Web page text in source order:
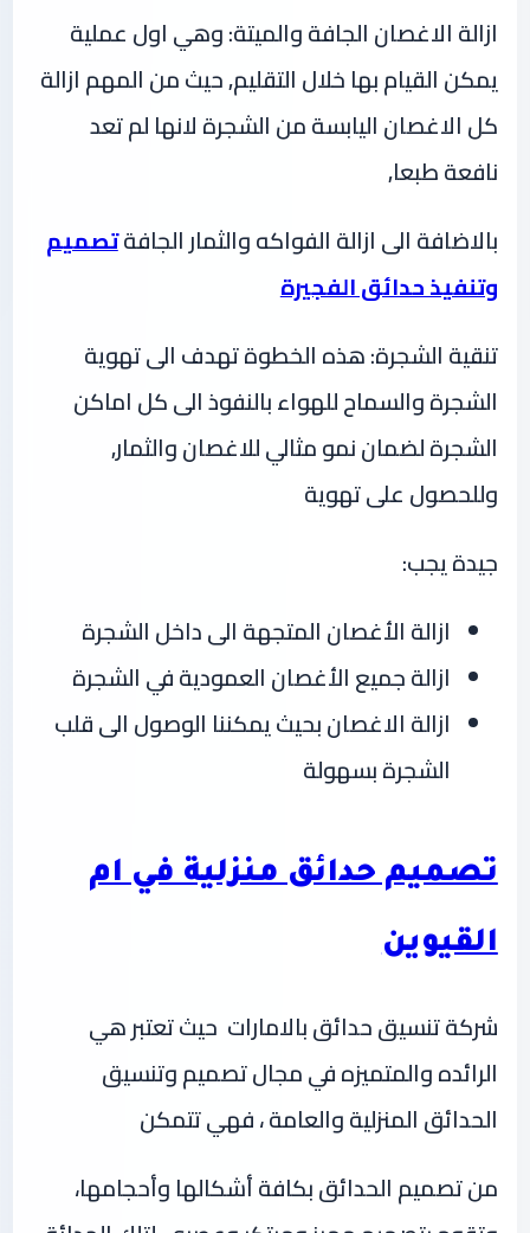
ازالة الاغصان الجافة والميتة: وهي اول عملية
يمكن القيام بها خلال التقليم, حيث من المهم ازالة
كل الاغصان اليابسة من الشجرة لانها لم تعد
نافعة طبعا,
بالاضافة الى ازالة الفواكه والثمار الجافةتصميم
وتنفيذ حدائق الفجيرة
تنقية الشجرة: هذه الخطوة تهدف الى تهوية
الشجرة والسماح للهواء بالنفوذ الى كل اماكن
الشجرة لضمان نمو مثالي للاغصان والثمار,
وللحصول على تهوية
جيدة يجب:
ازالة الأغصان المتجهة الى داخل الشجرة
ازالة جميع الأغصان العمودية في الشجرة
ازالة الاغصان بحيث يمكننا الوصول الى قلب
الشجرة بسهولة
تصميم حدائق منزلية في ام
القيوين
شركة تنسيق حدائق بالامارات حيث تعتبر هي
الرائده والمتميزه في مجال تصميم وتنسيق
الحدائق المنزلية والعامة ، فهي تتمكن
من تصميم الحدائق بكافة أشكالها وأحجامها،